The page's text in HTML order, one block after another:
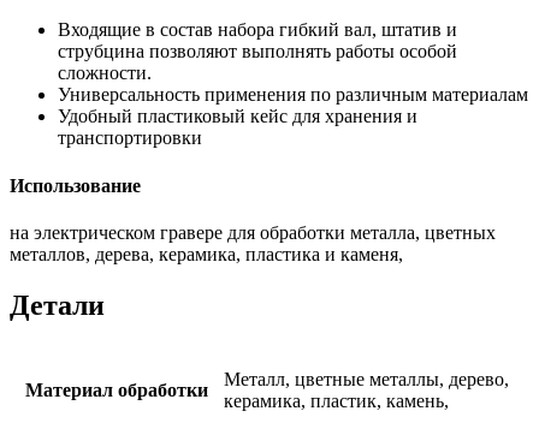
Входящие в состав набора гибкий вал, штатив и
струбцина позволяют выполнять работы особой
сложности.
Универсальность применения по различным материалам
Удобный пластиковый кейс для хранения и
транспортировки
Использование
на электрическом гравере для обработки металла, цветных
металлов, дерева, керамика, пластика и каменя,
Детали
Материал обработки
Металл, цветные металлы, дерево,
керамика, пластик, камень,